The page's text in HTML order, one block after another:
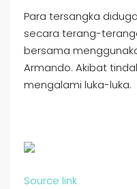
Para tersangka
secara terang-
bersama
Armando. Akibat
mengalami luka-luka.
Source link